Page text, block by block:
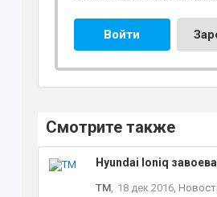
Войти
Смотрите также
Hyundai Ioniq
TM, 18 дек 2016,